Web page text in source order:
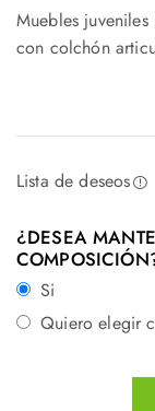
Muebles
con colchón
Lista de deseos
¿DESEA
Si
Quiero elegir